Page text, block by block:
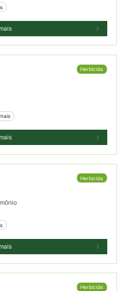
Herbicida
Herbicida
Herbicida